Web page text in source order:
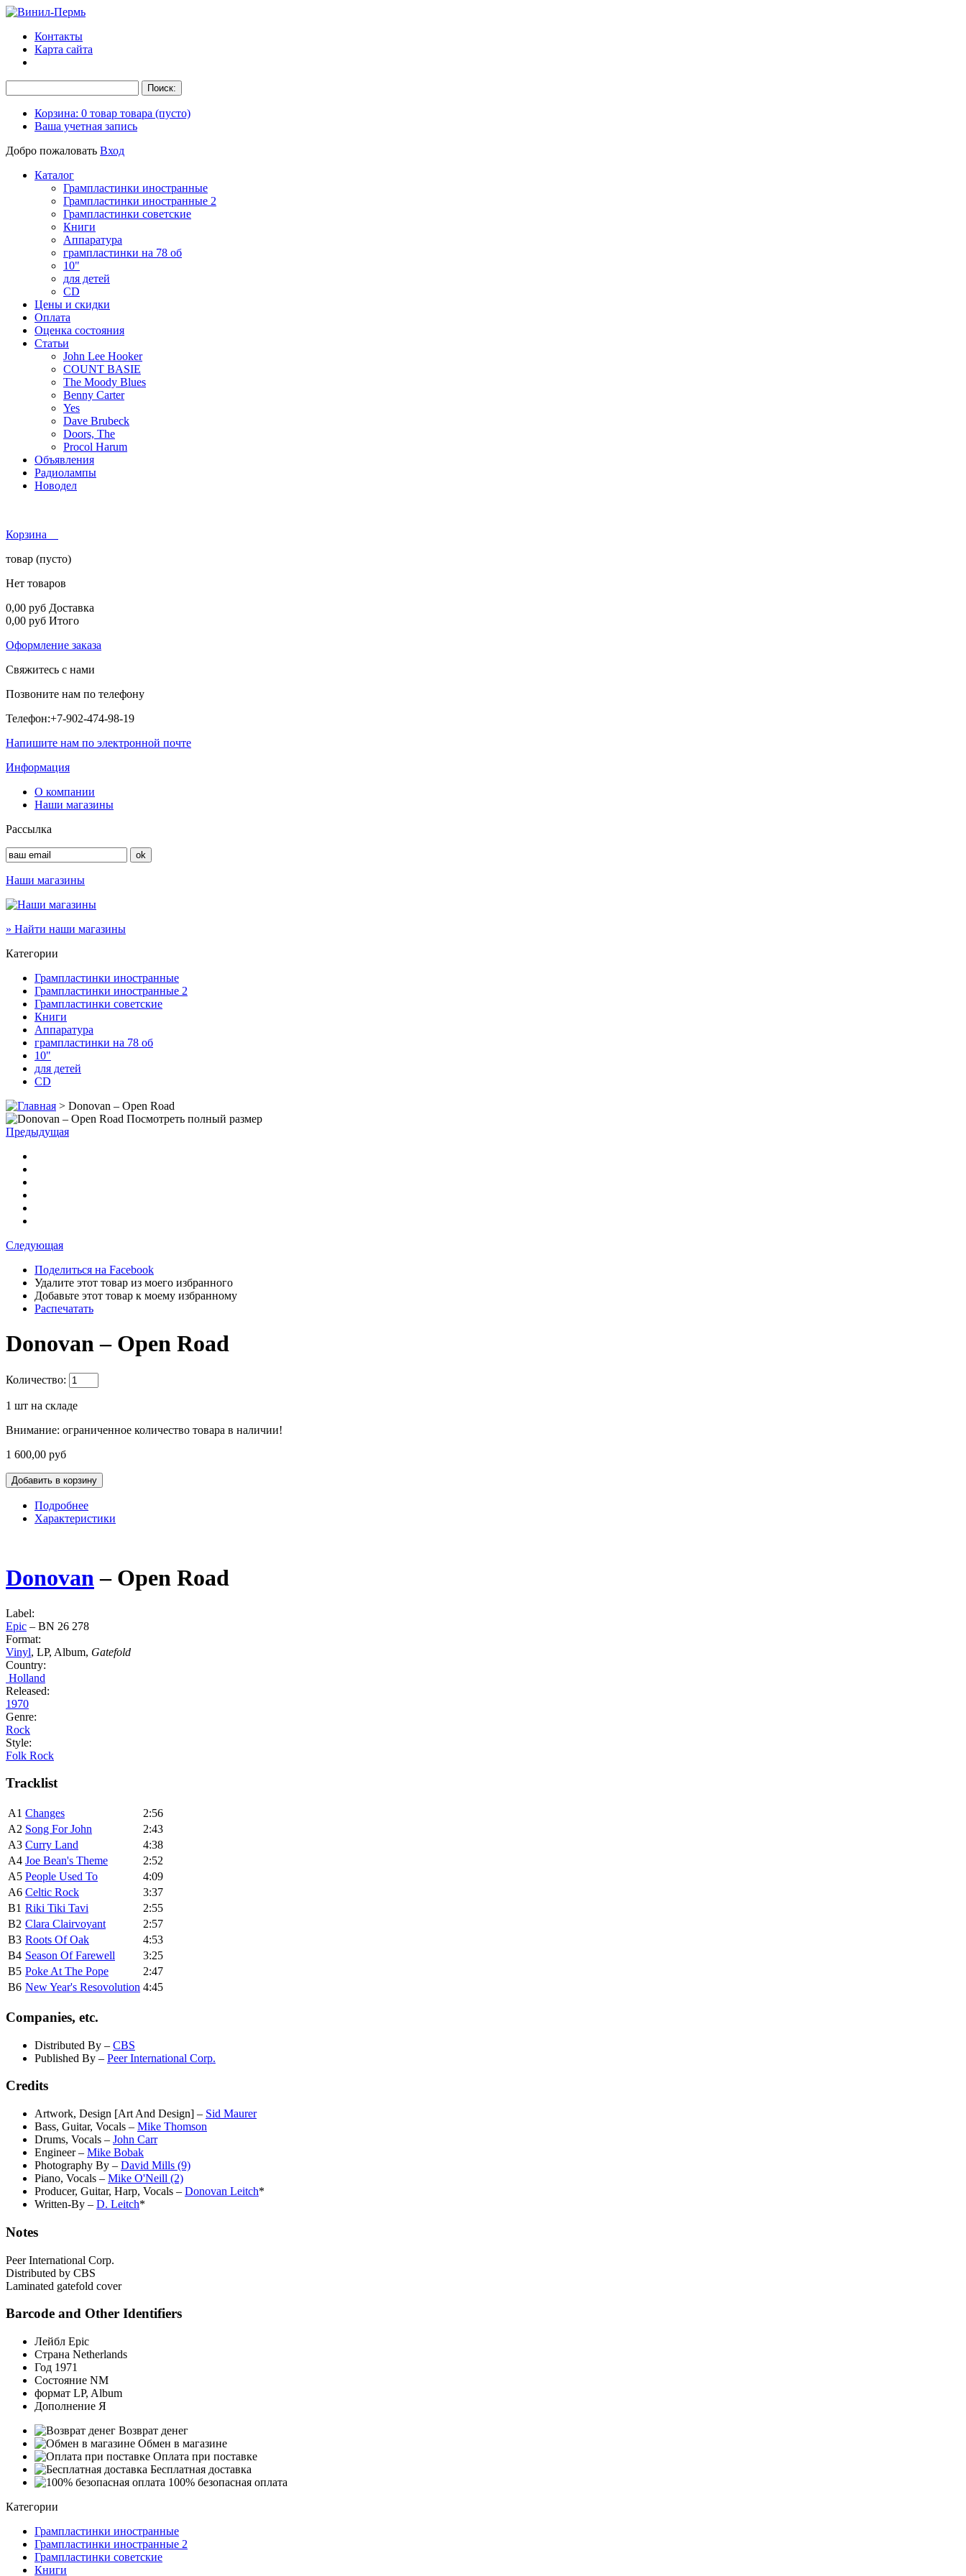
Контакты
Карта сайта
Корзина: 0 товар товара (пусто)
Ваша учетная запись
Добро пожаловать Вход
Каталог
Грампластинки иностранные
Грампластинки иностранные 2
Грампластинки советские
Книги
Аппаратура
грампластинки на 78 об
10"
для детей
CD
Цены и скидки
Оплата
Оценка состояния
Статьи
John Lee Hooker
COUNT BASIE
The Moody Blues
Benny Carter
Yes
Dave Brubeck
Doors, The
Procol Harum
Объявления
Радиолампы
Новодел
Корзина
товар (пусто)
Нет товаров
0,00 руб Доставка
0,00 руб Итого
Оформление заказа
Свяжитесь с нами
Позвоните нам по телефону
Телефон:+7-902-474-98-19
Напишите нам по электронной почте
Информация
О компании
Наши магазины
Рассылка
Наши магазины
» Найти наши магазины
Категории
Грампластинки иностранные
Грампластинки иностранные 2
Грампластинки советские
Книги
Аппаратура
грампластинки на 78 об
10"
для детей
CD
> Donovan ‎– Open Road
Посмотреть полный размер
Предыдущая
Следующая
Поделиться на Facebook
Удалите этот товар из моего избранного
Добавьте этот товар к моему избранному
Распечатать
Donovan ‎– Open Road
Количество:
1 шт на складе
Внимание: ограниченное количество товара в наличии!
1 600,00 руб
Подробнее
Характеристики
Donovan ‎– Open Road
Label:
Epic ‎– BN 26 278
Format:
Vinyl, LP, Album, Gatefold
Country:
Holland
Released:
1970
Genre:
Rock
Style:
Folk Rock
Tracklist
A1 Changes
2:56
A2 Song For John
2:43
A3 Curry Land
4:38
A4 Joe Bean's Theme
2:52
A5 People Used To
4:09
A6 Celtic Rock
3:37
B1 Riki Tiki Tavi
2:55
B2 Clara Clairvoyant
2:57
B3 Roots Of Oak
4:53
B4 Season Of Farewell
3:25
B5 Poke At The Pope
2:47
B6 New Year's Resovolution 4:45
Companies, etc.
Distributed By – CBS
Published By – Peer International Corp.
Credits
Artwork, Design [Art And Design] – Sid Maurer
Bass, Guitar, Vocals – Mike Thomson
Drums, Vocals – John Carr
Engineer– Mike Bobak
Photography By – David Mills (9)
Piano, Vocals – Mike O'Neill (2)
Producer, Guitar, Harp, Vocals – Donovan Leitch*
Written-By – D. Leitch*
Notes
Peer International Corp.
Distributed by CBS
Laminated gatefold cover
Barcode and Other Identifiers
Лейбл Epic
Страна Netherlands
Год 1971
Состояние NM
формат LP, Album
Дополнение Я
Возврат денег
Обмен в магазине
Оплата при поставке
Бесплатная доставка
100% безопасная оплата
Категории
Грампластинки иностранные
Грампластинки иностранные 2
Грампластинки советские
Книги